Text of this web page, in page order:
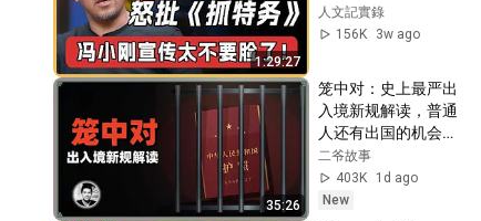
1:29:27
宣傳太不要臉了！#
窦文涛#周轶君#马
圆桌派#圆桌派第八
季 #人文紀實錄
人文記實錄
156K
3w ago
35:26
笼中对：史上最严出
入境新规解读，普通
人还有出国的机会
吗？
二爷故事
403K
1d ago
New